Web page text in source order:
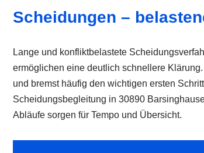
Scheidungen –
Lange und konfliktbelastete
ermöglichen eine deutlich schnellere
und bremst häufig den wichtigen ersten
Scheidungsbegleitung in 30890
Abläufe sorgen für Tempo und Übersicht.